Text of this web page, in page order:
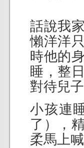
話說我
懶洋洋
時他的
睡，整
對待兒
小孩連
了），
柔馬上